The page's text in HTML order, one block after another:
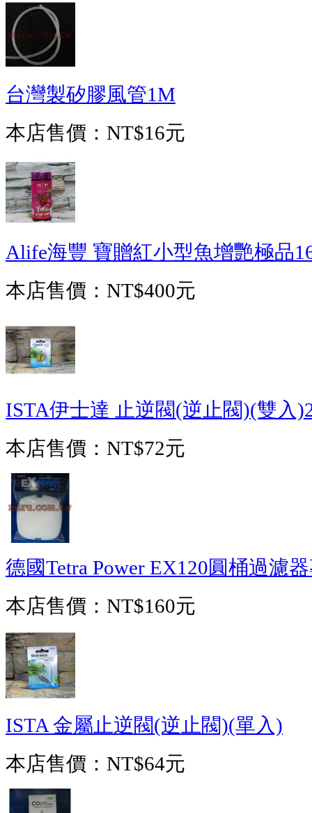
台灣製矽膠風管1M
本店售價： NT$16元
Alife海豐 寶贈紅小型魚增艷極品
本店售價： NT$400元
ISTA伊士達 止逆閥(逆止閥)(雙入
本店售價： NT$72元
德國Tetra Power EX120圓桶過濾
本店售價： NT$160元
ISTA 金屬止逆閥(逆止閥)(單入)
本店售價： NT$64元